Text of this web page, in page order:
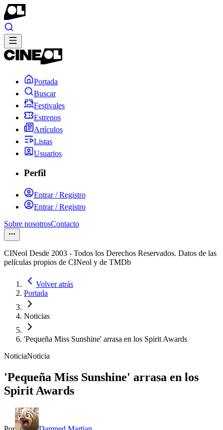
Portada
Buscar
Festivales
Estrenos
Artículos
Listas
Usuarios
Perfil
Entrar / Registro
Entrar / Registro
Sobre nosotrosContacto
CINeol Desde 2003 - Todos los Derechos Reservados. Datos de las
películas propios de CINeol y de TMDb
Volver atrás
Portada
Noticias
'Pequeña Miss Sunshine' arrasa en los Spirit Awards
NoticiaNoticia
'Pequeña Miss Sunshine' arrasa en los
Spirit Awards